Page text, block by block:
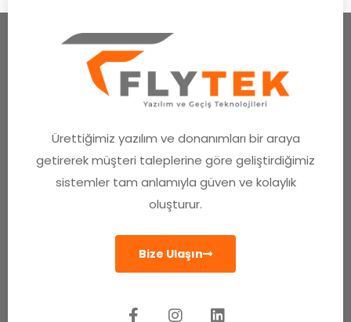
Ürettiğimiz yazılım ve donanımları bir araya
getirerek müşteri taleplerine göre geliştirdiğimiz
sistemler tam anlamıyla güven ve kolaylık
oluşturur.
Bize Ulaşın